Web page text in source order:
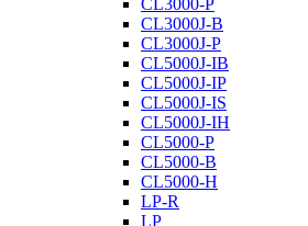
CL3000-P
CL3000J-B
CL3000J-P
CL5000J-IB
CL5000J-IP
CL5000J-IS
CL5000J-IH
CL5000-P
CL5000-B
CL5000-H
LP-R
LP